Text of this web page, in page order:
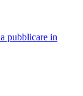
pubblicare in